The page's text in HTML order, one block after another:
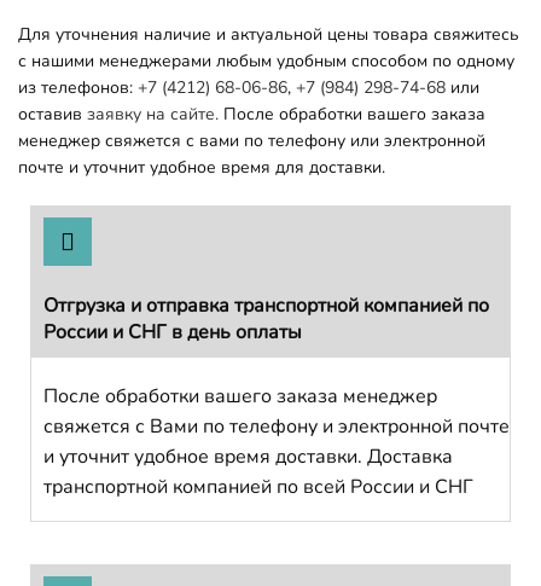
Для уточнения наличие и актуальной цены товара свяжитесь
с нашими менеджерами любым удобным способом по одному
из телефонов: +7 (4212) 68-06-86, +7 (984) 298-74-68 или
оставив заявку на сайте. После обработки вашего заказа
менеджер свяжется с вами по телефону или электронной
почте и уточнит удобное время для доставки.
Отгрузка и отправка транспортной компанией по
России и СНГ в день оплаты
После обработки вашего заказа менеджер
свяжется с Вами по телефону и электронной почте
и уточнит удобное время доставки. Доставка
транспортной компанией по всей России и СНГ